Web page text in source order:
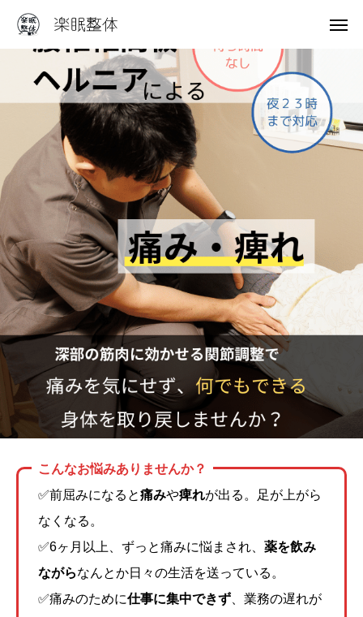
こんなお悩みありませんか？
✅前屈みになると痛みや痺れが出る。足が上がら
なくなる。
✅6ヶ月以上、ずっと痛みに悩まされ、 薬を飲み
ながらなんとか日々の生活を送っている。
✅痛みのために仕事に集中できず 、業務の遅れが
電話予約 友だち追加
症状の案内 アクセス
はじめての方へ
院長あいさつ
施術料金
アクセス
症状一覧
お問い合わせ